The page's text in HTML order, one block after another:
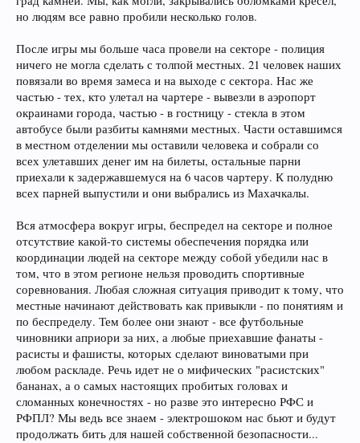
но людям все равно пробили несколько голов.
После игры мы больше часа провели на секторе - полиция
ничего не могла сделать с толпой местных. 21 человек наших
повязали во время замеса и на выходе с сектора. Нас же
частью - тех, кто улетал на чартере - вывезли в аэропорт
окраинами города, частью - в гостницу - стекла в этом
автобусе были разбиты камнями местных. Части оставшимся
в местном отделении мы оставили человека и собрали со
всех улетавших денег им на билеты, остальные парни
приехали к задержавшемуся на 6 часов чартеру. К полудню
всех парней выпустили и они выбрались из Махачкалы.
Вся атмосфера вокруг игры, беспредел на секторе и полное
отсутствие какой-то системы обеспечения порядка или
координации людей на секторе между собой убедили нас в
том, что в этом регионе нельзя проводить спортивные
соревнования. Любая сложная ситуация приводит к тому, что
местные начинают действовать как привыкли - по понятиям и
по беспределу. Тем более они знают - все футбольные
чиновники априори за них, а любые приехавшие фанаты -
расисты и фашисты, которых сделают виноватыми при
любом раскладе. Речь идет не о мифических "расистских"
бананах, а о самых настоящих пробитых головах и
сломанных конечностях - но разве это интересно РФС и
РФПЛ? Мы ведь все знаем - электрошоком нас бьют и будут
продолжать бить для нашей собственной безопасности...